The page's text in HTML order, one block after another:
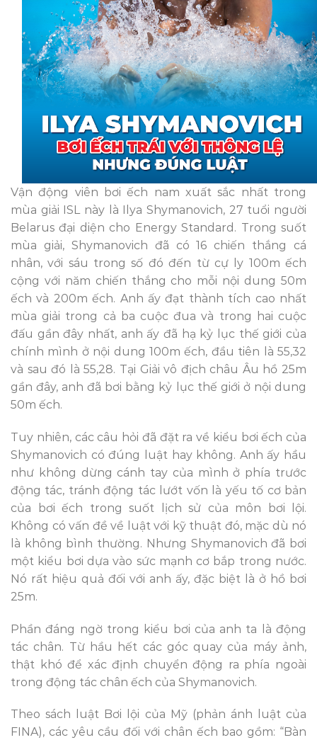
Vận động viên bơi ếch nam xuất sắc nhất trong
mùa giải ISL này là Ilya Shymanovich, 27 tuổi người
Belarus đại diện cho Energy Standard. Trong suốt
mùa giải, Shymanovich đã có 16 chiến thắng cá
nhân, với sáu trong số đó đến từ cự ly 100m ếch
cộng với năm chiến thắng cho mỗi nội dung 50m
ếch và 200m ếch. Anh ấy đạt thành tích cao nhất
mùa giải trong cả ba cuộc đua và trong hai cuộc
đấu gần đây nhất, anh ấy đã hạ kỷ lục thế giới của
chính mình ở nội dung 100m ếch, đầu tiên là 55,32
và sau đó là 55,28. Tại Giải vô địch châu Âu hồ 25m
gần đây, anh đã bơi bằng kỷ lục thế giới ở nội dung
50m ếch.
Tuy nhiên, các câu hỏi đã đặt ra về kiểu bơi ếch của
Shymanovich có đúng luật hay không. Anh ấy hầu
như không dừng cánh tay của mình ở phía trước
động tác, tránh động tác lướt vốn là yếu tố cơ bản
của bơi ếch trong suốt lịch sử của môn bơi lội.
Không có vấn đề về luật với kỹ thuật đó, mặc dù nó
là không bình thường. Nhưng Shymanovich đã bơi
một kiểu bơi dựa vào sức mạnh cơ bắp trong nước.
Nó rất hiệu quả đối với anh ấy, đặc biệt là ở hồ bơi
25m.
Phần đáng ngờ trong kiểu bơi của anh ta là động
tác chân. Từ hầu hết các góc quay của máy ảnh,
thật khó để xác định chuyển động ra phía ngoài
trong động tác chân ếch của Shymanovich.
Theo sách luật Bơi lội của Mỹ (phản ánh luật của
FINA), các yêu cầu đối với chân ếch bao gồm: “Bàn